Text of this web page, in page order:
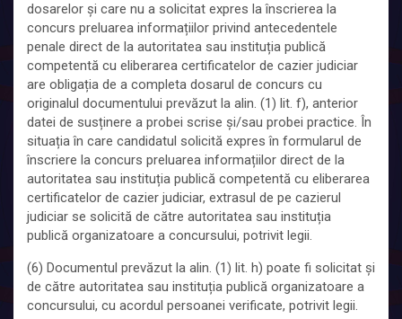
dosarelor și care nu a solicitat expres la înscrierea la
concurs preluarea informațiilor privind antecedentele
penale direct de la autoritatea sau instituția publică
competentă cu eliberarea certificatelor de cazier judiciar
are obligația de a completa dosarul de concurs cu
originalul documentului prevăzut la alin. (1) lit. f), anterior
datei de susținere a probei scrise și/sau probei practice. În
situația în care candidatul solicită expres în formularul de
înscriere la concurs preluarea informațiilor direct de la
autoritatea sau instituția publică competentă cu eliberarea
certificatelor de cazier judiciar, extrasul de pe cazierul
judiciar se solicită de către autoritatea sau instituția
publică organizatoare a concursului, potrivit legii.
(6) Documentul prevăzut la alin. (1) lit. h) poate fi solicitat și
de către autoritatea sau instituția publică organizatoare a
concursului, cu acordul persoanei verificate, potrivit legii.